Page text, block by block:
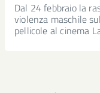
Dal 24 febbraio la
violenza maschile
pellicole al cinema